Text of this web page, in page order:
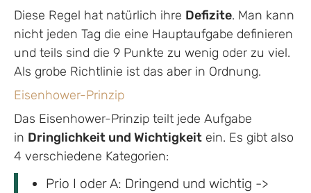
Diese Regel hat natürlich ihre Defizite. Man kann
nicht jeden Tag die eine Hauptaufgabe definieren
und teils sind die 9 Punkte zu wenig oder zu viel.
Als grobe Richtlinie ist das aber in Ordnung.
Eisenhower-Prinzip
Das Eisenhower-Prinzip teilt jede Aufgabe
in Dringlichkeit und Wichtigkeit ein. Es gibt also
4 verschiedene Kategorien:
Prio I oder A: Dringend und wichtig ->